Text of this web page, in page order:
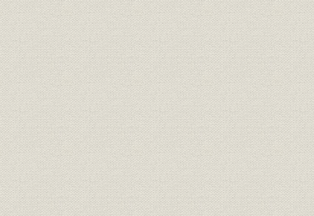
3 第一次大戦と日本近代化の歩み
【資料】
資料1/ 特許制度の起源について
資料2/ イギリスは世界の工場
資料3/ アメリカの発明特許数
資料4/ 現存する世界最古のミシン
資料5/ 環縫と本縫の糸の所用量